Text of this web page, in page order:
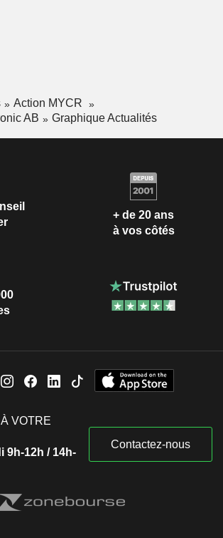
Action MYCR
AB
Graphique Actualités
+ de 20 ans
à vos côtés
VOTRE
9h-12h / 14h-
Contactez-nous